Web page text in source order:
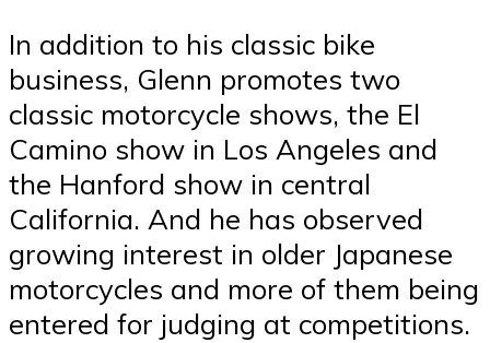
In addition to his classic bike
business, Glenn promotes two
classic motorcycle shows, the El
Camino show in Los Angeles and
the Hanford show in central
California. And he has observed
growing interest in older Japanese
motorcycles and more of them being
entered for judging at competitions.